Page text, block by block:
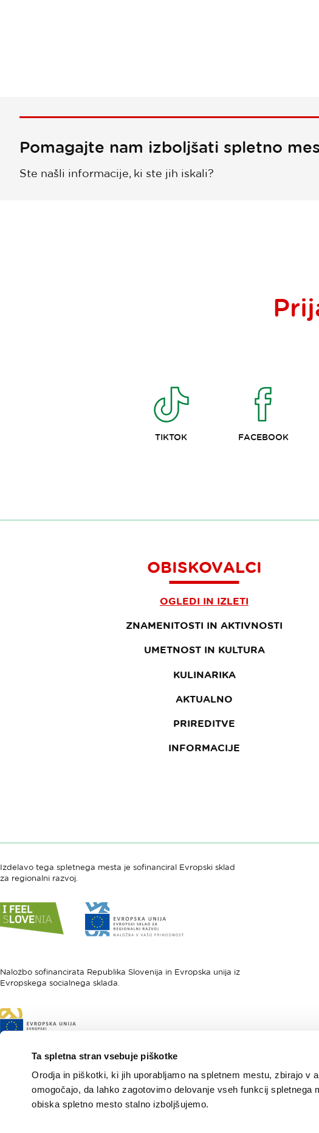
Ta spletna stran vsebuje piškotke
Orodja in piškotki, ki jih uporabljamo na spletnem mestu, zbirajo v
omogočajo, da lahko zagotovimo delovanje vseh funkcij
obiska spletno mesto stalno izboljšujemo.
Pomagajte nam izboljšati spletno
Ste našli informacije, ki ste jih iskali?
TIKTOK FACEBOOK
OBISKOVALCI
OGLEDI IN IZLETI
ZNAMENITOSTI IN AKTIVNOSTI
UMETNOST IN KULTURA
KULINARIKA
AKTUALNO
PRIREDITVE
INFORMACIJE
Izdelavo tega spletnega mesta je sofinanciral Evropski sklad
za regionalni razvoj.
Link
do
spletne
feel
Slovenia
Link
do
spletne
unija
-
Naložbo sofinancirata Republika Slovenija in Evropska unija iz
Evropskega socialnega sklada.
Link
do
spletne
socialni